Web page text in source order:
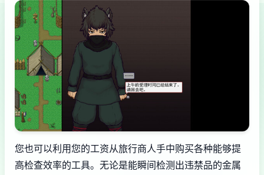
您也可以利用您的工资从旅行商人手中购买各种能够提
高检查效率的工具。无论是能瞬间检测出违禁品的金属